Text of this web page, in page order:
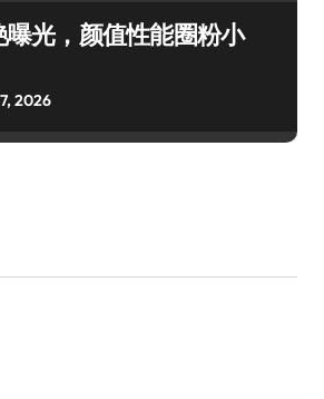
光，颜值性能圈粉小
2026